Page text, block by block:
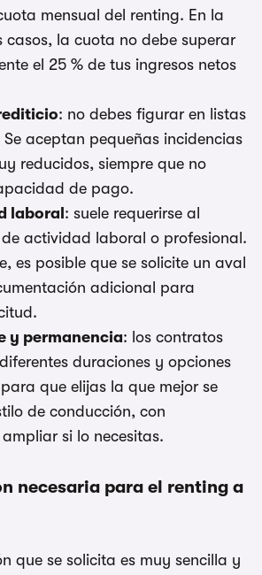
mensual del renting. En la
casos, la cuota no debe superar
el 25 % de tus ingresos netos
: no debes figurar en listas
aceptan pequeñas incidencias
reducidos, siempre que no
de pago.
laboral : suele requerirse al
actividad laboral o profesional.
es posible que se solicite un aval
adicional para
y permanencia: los contratos
duraciones y opciones
que elijas la que mejor se
de conducción, con
si lo necesitas.
necesaria para el renting a
que se solicita es muy sencilla y